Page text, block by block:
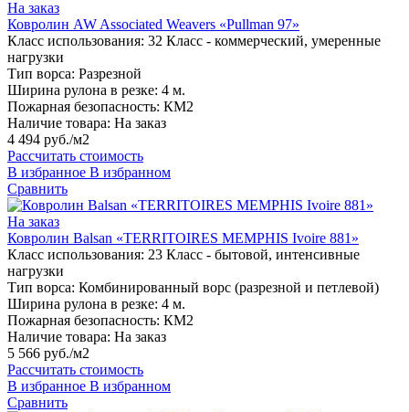
На заказ
Ковролин AW Associated Weavers «Pullman 97»
Класс использования: 32 Класс - коммерческий, умеренные
нагрузки
Тип ворса: Разрезной
Ширина рулона в резке: 4 м.
Пожарная безопасность: КМ2
Наличие товара: На заказ
4 494 руб./м2
Рассчитать стоимость
В избранное В избранном
Сравнить
На заказ
Ковролин Balsan «TERRITOIRES MEMPHIS Ivoire 881»
Класс использования: 23 Класс - бытовой, интенсивные
нагрузки
Тип ворса: Комбинированный ворс (разрезной и петлевой)
Ширина рулона в резке: 4 м.
Пожарная безопасность: КМ2
Наличие товара: На заказ
5 566 руб./м2
Рассчитать стоимость
В избранное В избранном
Сравнить